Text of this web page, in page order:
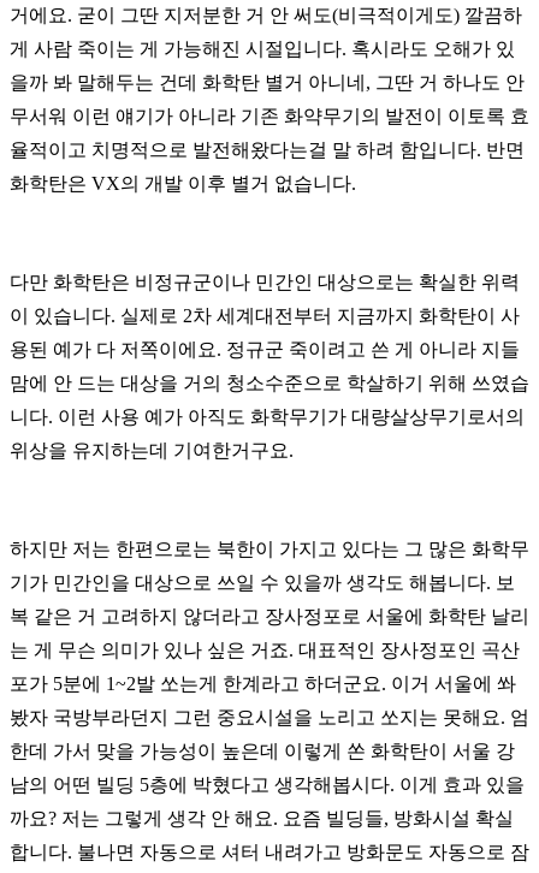
거에요. 굳이 그딴 지저분한 거 안 써도(비극적이게도) 깔끔하
게 사람 죽이는 게 가능해진 시절입니다. 혹시라도 오해가 있
을까 봐 말해두는 건데 화학탄 별거 아니네, 그딴 거 하나도 안
무서워 이런 얘기가 아니라 기존 화약무기의 발전이 이토록 효
율적이고 치명적으로 발전해왔다는걸 말 하려 함입니다. 반면
화학탄은 VX의 개발 이후 별거 없습니다.
다만 화학탄은 비정규군이나 민간인 대상으로는 확실한 위력
이 있습니다. 실제로 2차 세계대전부터 지금까지 화학탄이 사
용된 예가 다 저쪽이에요. 정규군 죽이려고 쓴 게 아니라 지들
맘에 안 드는 대상을 거의 청소수준으로 학살하기 위해 쓰였습
니다. 이런 사용 예가 아직도 화학무기가 대량살상무기로서의
위상을 유지하는데 기여한거구요.
하지만 저는 한편으로는 북한이 가지고 있다는 그 많은 화학무
기가 민간인을 대상으로 쓰일 수 있을까 생각도 해봅니다. 보
복 같은 거 고려하지 않더라고 장사정포로 서울에 화학탄 날리
는 게 무슨 의미가 있나 싶은 거죠. 대표적인 장사정포인 곡산
포가 5분에 1~2발 쏘는게 한계라고 하더군요. 이거 서울에 쏴
봤자 국방부라던지 그런 중요시설을 노리고 쏘지는 못해요. 엄
한데 가서 맞을 가능성이 높은데 이렇게 쏜 화학탄이 서울 강
남의 어떤 빌딩 5층에 박혔다고 생각해봅시다. 이게 효과 있을
까요? 저는 그렇게 생각 안 해요. 요즘 빌딩들, 방화시설 확실
합니다. 불나면 자동으로 셔터 내려가고 방화문도 자동으로 잠